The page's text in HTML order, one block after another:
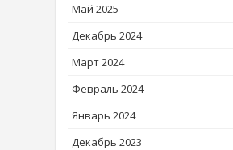
Май 2025
Декабрь 2024
Март 2024
Февраль 2024
Январь 2024
Декабрь 2023